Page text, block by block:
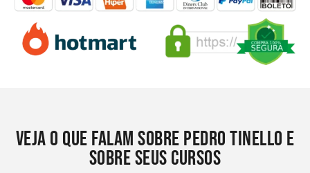
Veja o que falam sobre Pedro Tinello e
sobre seus Cursos